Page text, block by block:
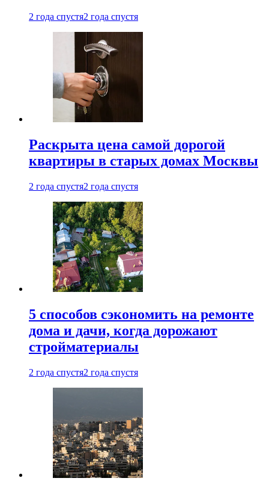
2 года спустя2 года спустя
Раскрыта цена самой дорогой
квартиры в старых домах Москвы
2 года спустя2 года спустя
5 способов сэкономить на ремонте
дома и дачи, когда дорожают
стройматериалы
2 года спустя2 года спустя